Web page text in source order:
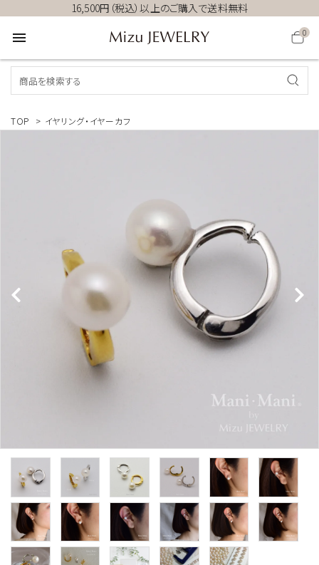
16,500円（税込）以上のご購入で送料無料
menu 0
TOP > イヤリング・イヤーカフ